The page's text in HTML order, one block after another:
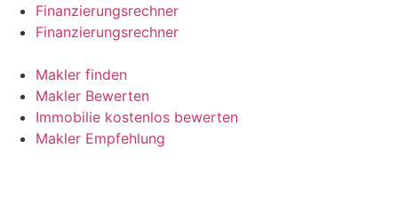
Skip
Finanzierungsrechner
Finanzierungsrechner
Makler finden
Makler Bewerten
Immobilie kostenlos bewerten
Makler Empfehlung